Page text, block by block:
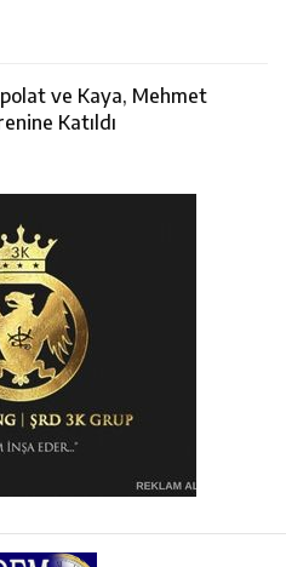
ve Kaya, Mehmet
Katıldı